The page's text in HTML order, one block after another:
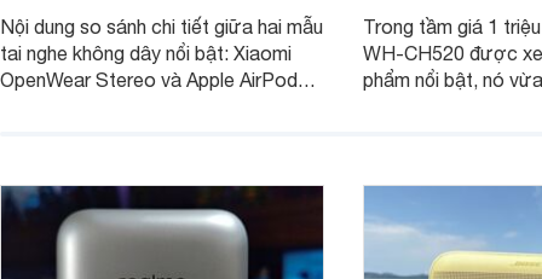
Nội dung so sánh chi tiết giữa hai mẫu
tai nghe không dây nổi bật: Xiaomi
OpenWear Stereo và Apple AirPods 4
phẩm chất lượng cao, nhưng hướng
tới đối tượng khách hàng khác nhau.
Trong tầm giá 1
WH-CH520 được
phẩm nổi bật, nó